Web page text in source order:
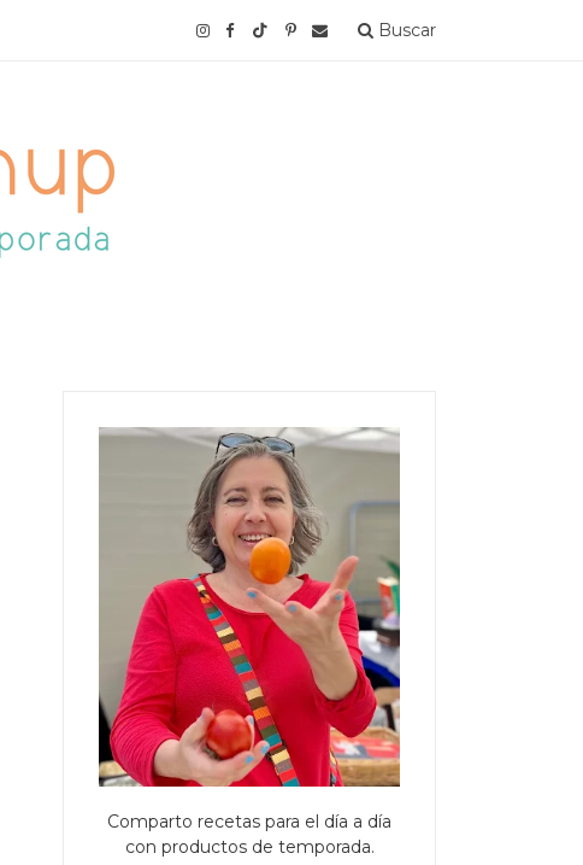
Buscar
Comparto recetas para el día a día
con productos de temporada.